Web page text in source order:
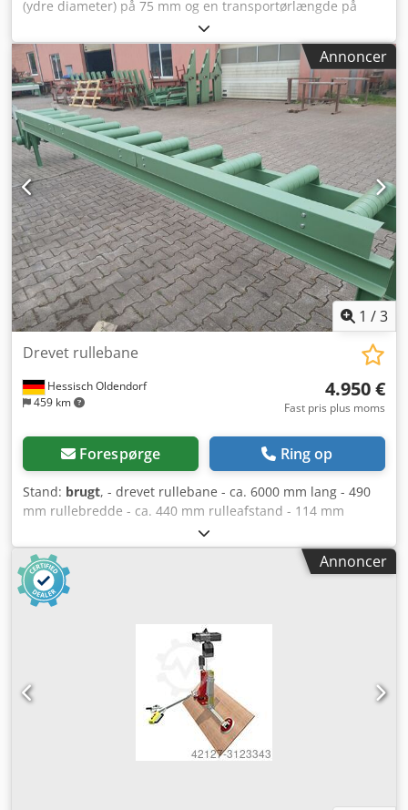
(ydre diameter) på 75 mm og en transportørlængde på
3.400 mm. De dele, der kommer i kontakt med produktet,
er fremstillet af rustfrit stål af typen 304. Enheden drives
af en 1,5 kW Sew-Eurodrive-motor, der fungerer ved 400 V,
50 Hz, og har en udgangshastighed på 251 omdr./min.
Enheden inkluderer HMI-styring. Enheden inkluderer en
200 mm sommerfugleventil med luftrensefunktion. Cjdpjy
Aaxfsfx Alfeha
Annoncer
1 /3
Hessisch Oldendorf
459 km
Drevet rullebane
4.950 €
Fast pris plus moms
Forespørge Ring op
Stand: brugt, - drevet rullebane - ca. 6000 mm lang - 490
mm rullebredde - ca. 440 mm rulleafstand - 114 mm
rullediameter - 900 mm arbejdshøjde Codpfx Aswy Ry
Uolfsha - 0,75 kW drivmotor
Annoncer